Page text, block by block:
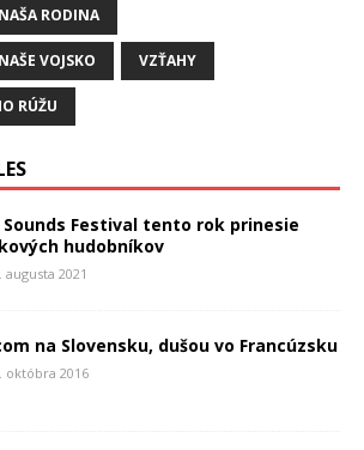
RODINA
VOJSKO VZŤAHY
RÚŽU
Sounds Festival tento rok prinesie
hudobníkov
augusta 2021
na Slovensku, dušou vo Francúzsku
októbra 2016